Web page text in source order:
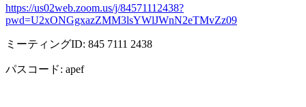
https://us02web.zoom.us/j/84571112438?
pwd=U2xONGgxazZMM3lsYWlJWnN2eTMvZz09
ミーティングID: 845 7111 2438
パスコード: apef